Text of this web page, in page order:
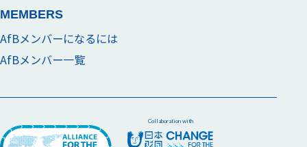
MEMBERS
AfBメンバーになるには
AfBメンバー一覧
Collaboration with